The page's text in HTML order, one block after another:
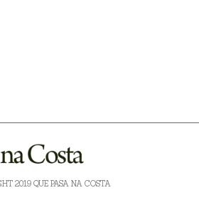
2019 QUE PASA NA COSTA